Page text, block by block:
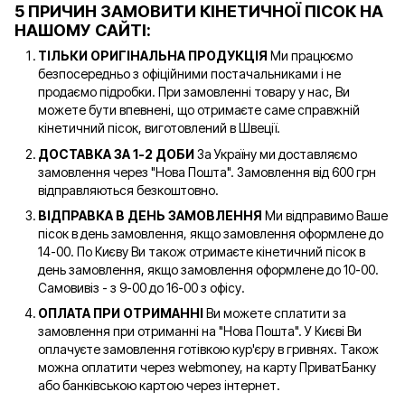
5 ПРИЧИН ЗАМОВИТИ КІНЕТИЧНОЇ ПІСОК НА
НАШОМУ САЙТІ:
ТІЛЬКИ ОРИГІНАЛЬНА ПРОДУКЦІЯ Ми працюємо
безпосередньо з офіційними постачальниками і не
продаємо підробки. При замовленні товару у нас, Ви
можете бути впевнені, що отримаєте саме справжній
кінетичний пісок, виготовлений в Швеції.
ДОСТАВКА ЗА 1-2 ДОБИЗа Україну ми доставляємо
замовлення через "Нова Пошта". Замовлення від 600 грн
відправляються безкоштовно.
ВІДПРАВКА В ДЕНЬ ЗАМОВЛЕННЯ Ми відправимо Ваше
пісок в день замовлення, якщо замовлення оформлене до
14-00. По Києву Ви також отримаєте кінетичний пісок в
день замовлення, якщо замовлення оформлене до 10-00.
Самовивіз - з 9-00 до 16-00 з офісу.
ОПЛАТА ПРИ ОТРИМАННІВи можете сплатити за
замовлення при отриманні на "Нова Пошта". У Києві Ви
оплачуєте замовлення готівкою кур'єру в гривнях. Також
можна оплатити через webmoney, на карту ПриватБанку
або банківською картою через інтернет.